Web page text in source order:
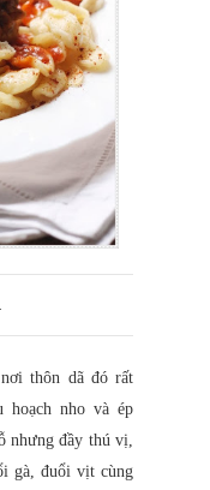
thôn dã đó rất
hoạch nho và ép
nhưng đầy thú vị,
gà, đuổi vịt cùng